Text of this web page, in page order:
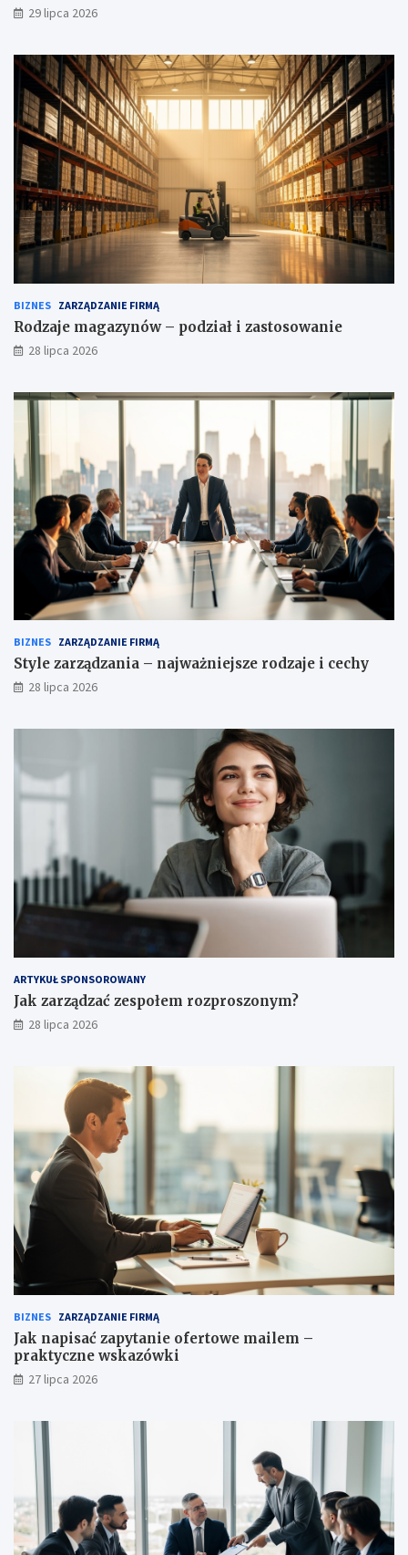
29 lipca 2026
BIZNES ZARZĄDZANIE FIRMĄ
Rodzaje magazynów – podział i zastosowanie
28 lipca 2026
BIZNES ZARZĄDZANIE FIRMĄ
Style zarządzania – najważniejsze rodzaje i cechy
28 lipca 2026
ARTYKUŁ SPONSOROWANY
Jak zarządzać zespołem rozproszonym?
28 lipca 2026
BIZNES ZARZĄDZANIE FIRMĄ
Jak napisać zapytanie ofertowe mailem –
praktyczne wskazówki
27 lipca 2026